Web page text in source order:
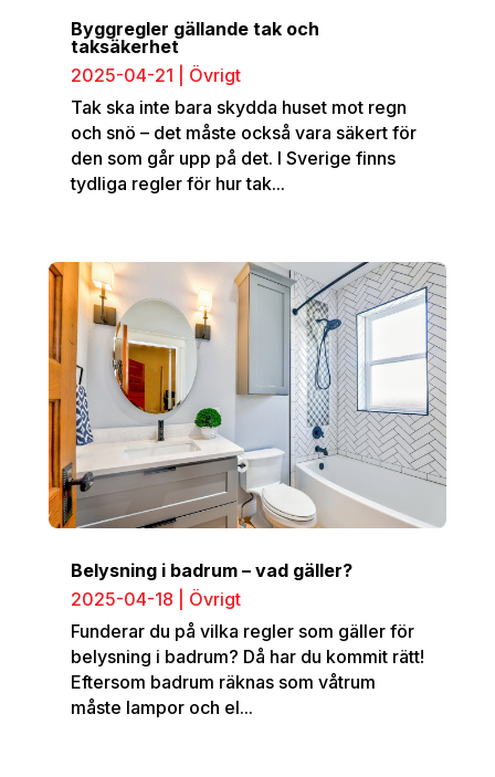
Byggregler gällande tak och
taksäkerhet
2025-04-21
Övrigt
Tak ska inte bara skydda huset mot regn
och snö – det måste också vara säkert för
den som går upp på det. I Sverige finns
tydliga regler för hur tak...
Belysning i badrum – vad gäller?
2025-04-18
Övrigt
Funderar du på vilka regler som gäller för
belysning i badrum? Då har du kommit rätt!
Eftersom badrum räknas som våtrum
måste lampor och el...